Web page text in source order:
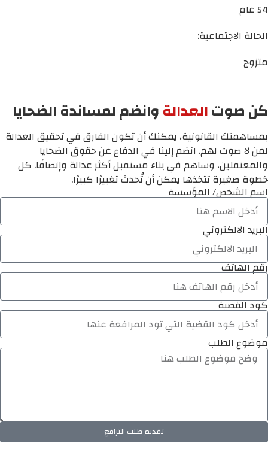
54 عام
الحالة الاجتماعية:
متزوج
كن صوتالعدالةوانضم لمساندة الضحايا
بمساهمتك القانونية، يمكنك أن تكون الفارق في تحقيق العدالة
لمن لا صوت لهم. انضم إلينا في الدفاع عن حقوق الضحايا
والمعتقلين، وساهم في بناء مستقبل أكثر عدالة وإنصافًا. كل
خطوة صغيرة تتخذها يمكن أن تُحدث تغييرًا كبيرًا.
اسم الشخص/ المؤسسة
البريد الالكتروني
رقم الهاتف
كود القضية
موضوع الطلب
تقديم طلب الترافع